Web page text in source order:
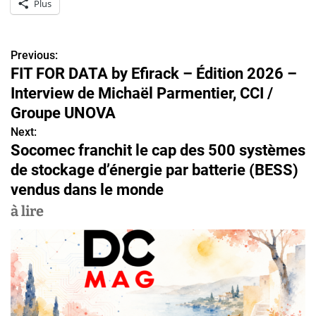
Plus
N
a
v
i
g
a
t
i
o
n
Previous:
FIT FOR DATA by Efirack – Édition 2026 –
Interview de Michaël Parmentier, CCI /
Groupe UNOVA
Next:
Socomec franchit le cap des 500 systèmes
de stockage d’énergie par batterie (BESS)
vendus dans le monde
à lire